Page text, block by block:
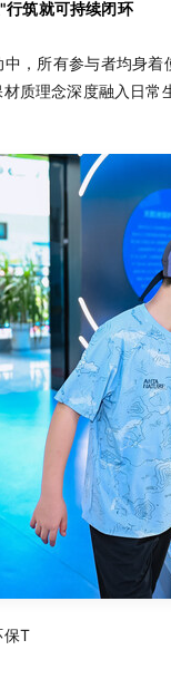
行筑就可持续闭环
，所有参与者均身
质理念深度融入日常
保T